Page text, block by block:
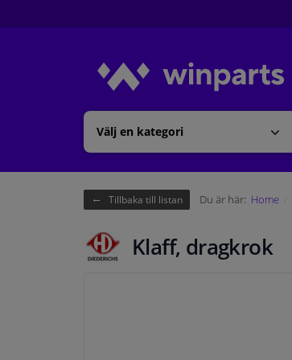
Välj en kategori
Tillbaka till listan Du är här: Home
Klaff, dragkrok